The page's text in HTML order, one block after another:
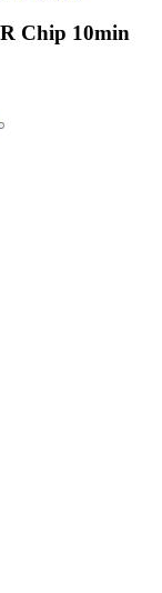
Chip 10min